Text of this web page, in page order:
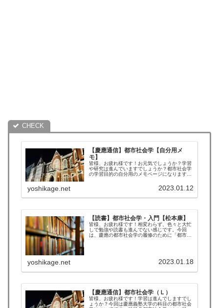
【慶應通信】都市社会学【自分用メ
モ】
皆様、お疲れ様です！お元気でしょうか？学習
や研究は進んでいますでしょうか？都市社会学
の学習目的の自分用のメモページになります。
オリバン（スペイン語: Manuel Castells Oliván:
yoshikage.net 2023.01.12
【読書】都市社会学・入門【松本康】
皆様、お疲れ様です！相変わらず、色々と大忙
しで勉強や読書も進んでない感じです。今回
は、慶應の都市社会学の履修のために「都市社
yoshikage.net 2023.01.18
【慶應通信】都市社会学（Ｌ）
皆様、お疲れ様です！学習は進んでしますでし
ょうか？今回は慶應義塾大学の科目の都市社会